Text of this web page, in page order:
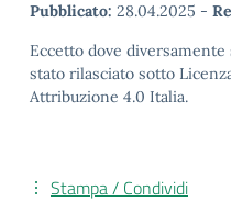
Pubblicato: 28.04.2025 -
Eccetto dove
stato rilasciato sotto
Attribuzione 4.0 Italia.
Stampa / Condividi